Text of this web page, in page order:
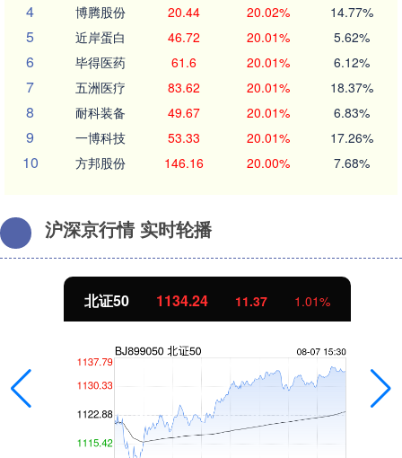
4 博腾股份 20.44 20.02% 14.77%
5 近岸蛋白 46.72 20.01% 5.62%
6 毕得医药 61.6 20.01% 6.12%
7 五洲医疗 83.62 20.01% 18.37%
8 耐科装备 49.67 20.01% 6.83%
9 一博科技 53.33 20.01% 17.26%
10 方邦股份 146.16 20.00% 7.68%
沪深京行情 实时轮播
北证50 1134.24 11.37 1.01%